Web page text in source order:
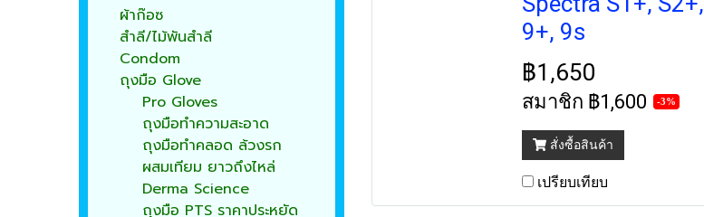
9+, 9s
฿1,650
สมาชิก ฿1,600 -3%
สั่งซื้อสินค้า
เปรียบเทียบ
ผ้าก๊อซ
สำลี/ไม้พันสำลี
Condom
ถุงมือ Glove
Pro Gloves
ถุงมือทำความสะอาด
ถุงมือทำคลอด ล้วงรก
ผสมเทียม ยาวถึงไหล่
Derma Science
ถุงมือ PTS ราคาประหยัด